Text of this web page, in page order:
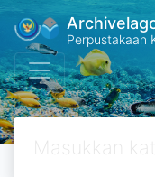
Perpustakaan